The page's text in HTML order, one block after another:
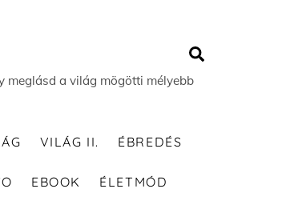
meglásd a világ mögötti mélyebb
VILÁG II. ÉBREDÉS
EBOOK ÉLETMÓD